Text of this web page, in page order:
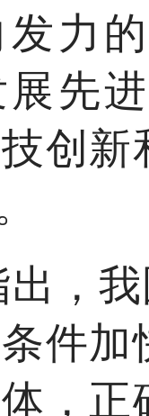
力
先
创
出，
件
，